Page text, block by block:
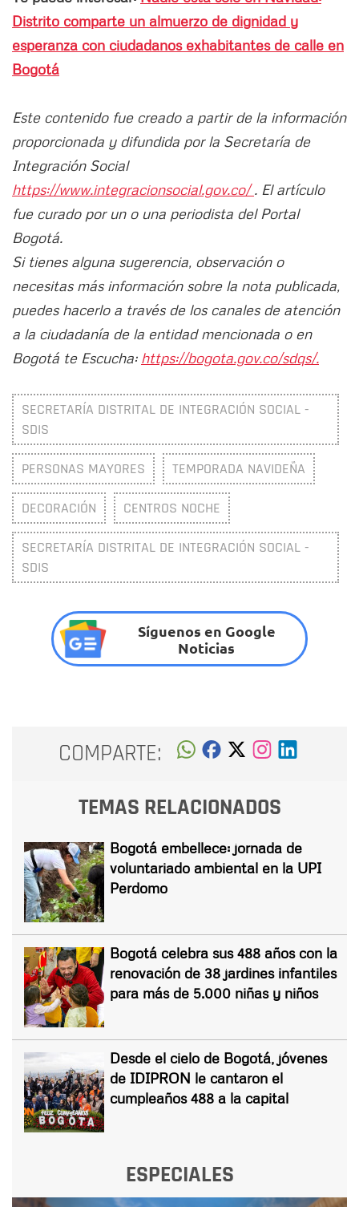
Distrito comparte un almuerzo de dignidad y
esperanza con ciudadanos exhabitantes de calle en
Bogotá
Este contenido fue creado a partir de la información
proporcionada y difundida por la Secretaría de
Integración Social
https://www.integracionsocial.gov.co/. El artículo
fue curado por un o una periodista del Portal
Bogotá.
Si tienes alguna sugerencia, observación o
necesitas más información sobre la nota publicada,
puedes hacerlo a través de los canales de atención
a la ciudadanía de la entidad mencionada o en
Bogotá te Escucha: https://bogota.gov.co/sdqs/.
SECRETARÍA DISTRITAL DE INTEGRACIÓN SOCIAL -
SDIS
PERSONAS MAYORES TEMPORADA NAVIDEÑA
DECORACIÓN CENTROS NOCHE
SECRETARÍA DISTRITAL DE INTEGRACIÓN SOCIAL -
SDIS
Síguenos en Google
Noticias
COMPARTE:
TEMAS RELACIONADOS
Bogotá embellece: jornada de
voluntariado ambiental en la UPI
Perdomo
Bogotá celebra sus 488 años con la
renovación de 38 jardines infantiles
para más de 5.000 niñas y niños
Desde el cielo de Bogotá, jóvenes
de IDIPRON le cantaron el
cumpleaños 488 a la capital
ESPECIALES